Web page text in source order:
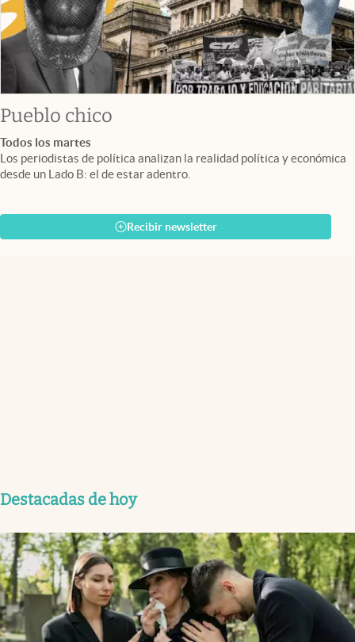
Pueblo chico
Todos los martes
Los periodistas de política analizan la realidad política y económica
desde un Lado B: el de estar adentro.
Recibir newsletter
Destacadas de hoy